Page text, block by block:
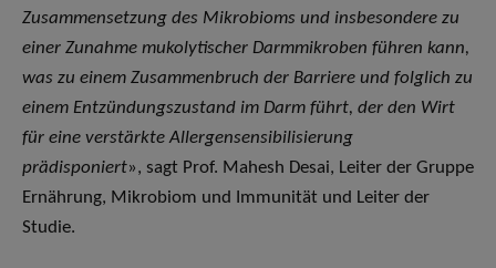
Zusammensetzung des Mikrobioms und insbesondere zu
einer Zunahme mukolytischer Darmmikroben führen kann,
was zu einem Zusammenbruch der Barriere und folglich zu
einem Entzündungszustand im Darm führt, der den Wirt
für eine verstärkte Allergensensibilisierung
prädisponiert», sagt Prof. Mahesh Desai, Leiter der Gruppe
Ernährung, Mikrobiom und Immunität und Leiter der
Studie.